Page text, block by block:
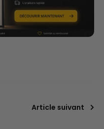
Article suivant